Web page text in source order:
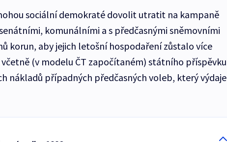
sociální demokraté dovolit utratit na kampaně
komunálními a s předčasnými sněmovními
korun, aby jejich letošní hospodaření zůstalo více
včetně (v modelu ČT započítaném) státního příspěvku
nákladů případných předčasných voleb, který výdaje